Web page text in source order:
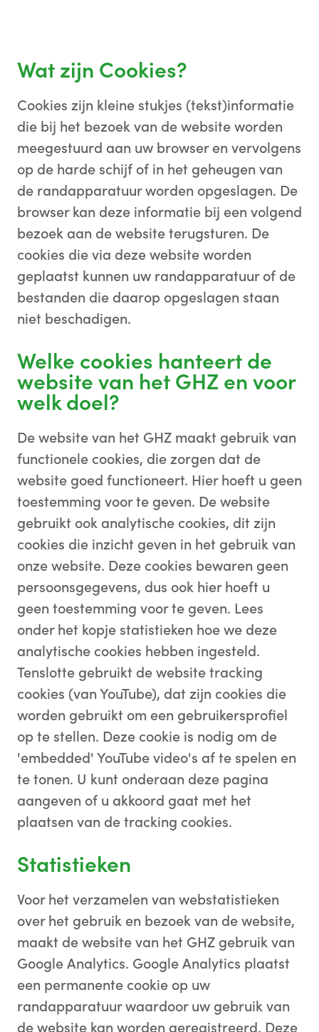
Wat zijn Cookies?
Cookies zijn kleine stukjes (tekst)informatie
die bij het bezoek van de website worden
meegestuurd aan uw browser en vervolgens
op de harde schijf of in het geheugen van
de randapparatuur worden opgeslagen. De
browser kan deze informatie bij een volgend
bezoek aan de website terugsturen. De
cookies die via deze website worden
geplaatst kunnen uw randapparatuur of de
bestanden die daarop opgeslagen staan
niet beschadigen.
Welke cookies hanteert de
website van het GHZ en voor
welk doel?
De website van het GHZ maakt gebruik van
functionele cookies, die zorgen dat de
website goed functioneert. Hier hoeft u geen
toestemming voor te geven. De website
gebruikt ook analytische cookies, dit zijn
cookies die inzicht geven in het gebruik van
onze website. Deze cookies bewaren geen
persoonsgegevens, dus ook hier hoeft u
geen toestemming voor te geven. Lees
onder het kopje statistieken hoe we deze
analytische cookies hebben ingesteld.
Tenslotte gebruikt de website tracking
cookies (van YouTube), dat zijn cookies die
worden gebruikt om een gebruikersprofiel
op te stellen. Deze cookie is nodig om de
'embedded' YouTube video's af te spelen en
te tonen. U kunt onderaan deze pagina
aangeven of u akkoord gaat met het
plaatsen van de tracking cookies.
Statistieken
Voor het verzamelen van webstatistieken
over het gebruik en bezoek van de website,
maakt de website van het GHZ gebruik van
Google Analytics. Google Analytics plaatst
een permanente cookie op uw
randapparatuur waardoor uw gebruik van
de website kan worden geregistreerd. Deze